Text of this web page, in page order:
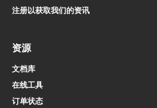
注册以获取我们的资讯
资源
文档库
在线工具
订单状态